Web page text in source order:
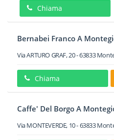
Chiama
Bernabei Franco A
Via ARTURO GRAF, 20-63833
Chiama
Caffe' Del Borgo A
Via MONTEVERDE, 10-63833